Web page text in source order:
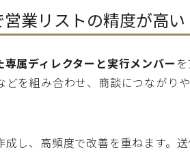
業リストの精度が高い
属ディレクターと実行メンバー
を組み合わせ、商談につながり
し、高頻度で改善を重ねます。